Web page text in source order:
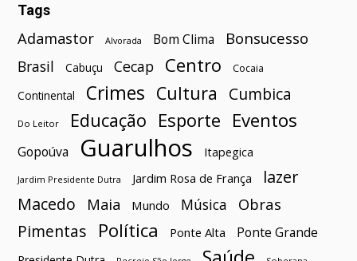
Tags
Adamastor Alvorada Bom Clima Bonsucesso
Brasil Cabuçu Cecap Centro Cocaia
Continental Crimes Cultura Cumbica
Do Leitor Educação Esporte Eventos
Gopoúva Guarulhos Itapegica
Jardim Presidente Dutra Jardim Rosa de França
lazer
Macedo
Maia Mundo Música Obras
Pimentas Política Ponte Alta Ponte Grande